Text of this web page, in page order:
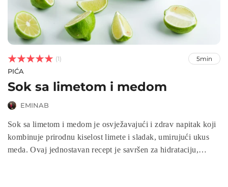


 (1) 5min
PIĆA
Sok sa limetom i medom
EMINAB
Sok sa limetom i medom je osvježavajući i zdrav napitak koji
kombinuje prirodnu kiselost limete i sladak, umirujući ukus
meda. Ovaj jednostavan recept je savršen za hidrataciju,